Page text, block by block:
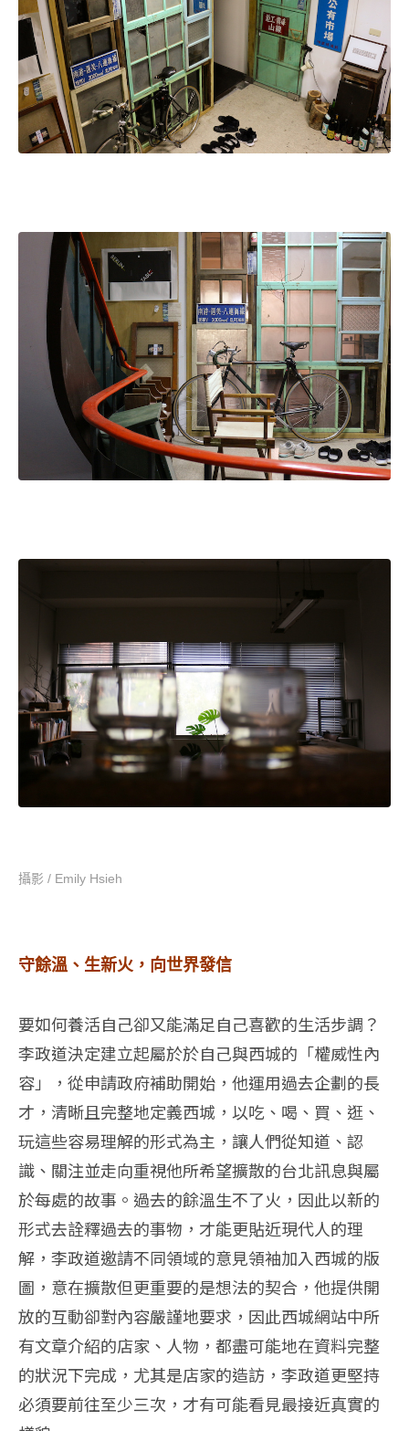
攝影 / Emily Hsieh
守餘溫、生新火，向世界發信
要如何養活自己卻又能滿足自己喜歡的生活步調？
李政道決定建立起屬於於自己與西城的「權威性內
容」，從申請政府補助開始，他運用過去企劃的長
才，清晰且完整地定義西城，以吃、喝、買、逛、
玩這些容易理解的形式為主，讓人們從知道、認
識、關注並走向重視他所希望擴散的台北訊息與屬
於每處的故事。過去的餘溫生不了火，因此以新的
形式去詮釋過去的事物，才能更貼近現代人的理
解，李政道邀請不同領域的意見領袖加入西城的版
圖，意在擴散但更重要的是想法的契合，他提供開
放的互動卻對內容嚴謹地要求，因此西城網站中所
有文章介紹的店家、人物，都盡可能地在資料完整
的狀況下完成，尤其是店家的造訪，李政道更堅持
必須要前往至少三次，才有可能看見最接近真實的